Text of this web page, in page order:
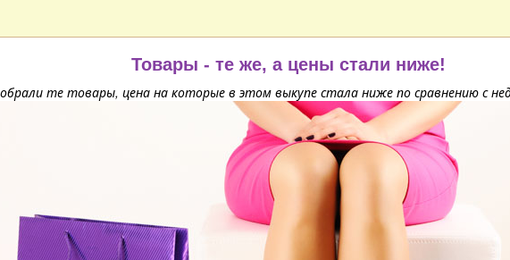
Товары - те же, а цены стали ниже!
те товары, цена на которые в этом выкупе стала ниже по сравнению с